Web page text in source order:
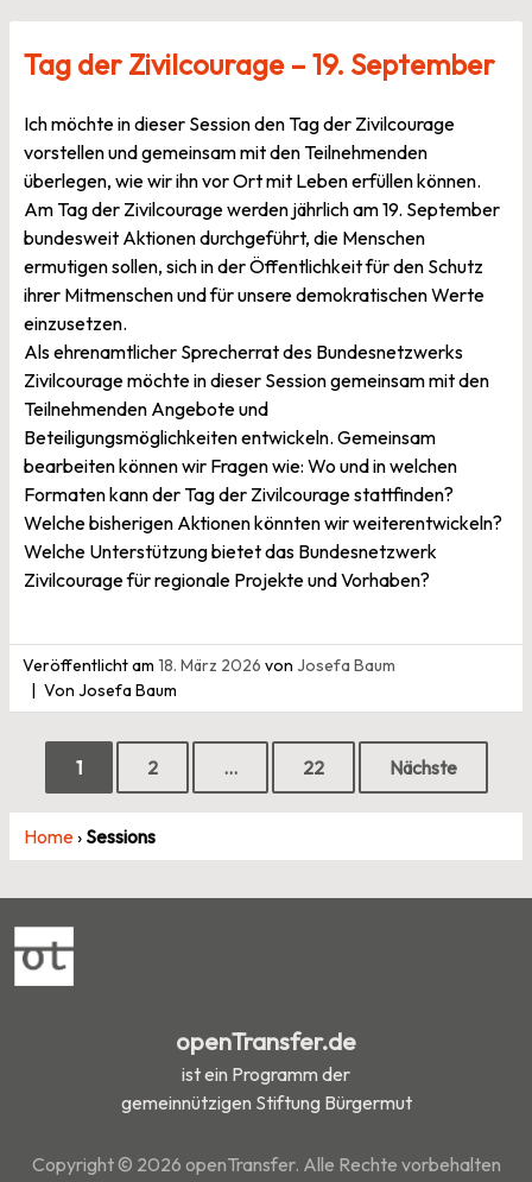
Tag der Zivilcourage – 19. September
Ich möchte in dieser Session den Tag der Zivilcourage
vorstellen und gemeinsam mit den Teilnehmenden
überlegen, wie wir ihn vor Ort mit Leben erfüllen können.
Am Tag der Zivilcourage werden jährlich am 19. September
bundesweit Aktionen durchgeführt, die Menschen
ermutigen sollen, sich in der Öffentlichkeit für den Schutz
ihrer Mitmenschen und für unsere demokratischen Werte
einzusetzen.
Als ehrenamtlicher Sprecherrat des Bundesnetzwerks
Zivilcourage möchte in dieser Session gemeinsam mit den
Teilnehmenden Angebote und
Beteiligungsmöglichkeiten entwickeln. Gemeinsam
bearbeiten können wir Fragen wie: Wo und in welchen
Formaten kann der Tag der Zivilcourage stattfinden?
Welche bisherigen Aktionen könnten wir weiterentwickeln?
Welche Unterstützung bietet das Bundesnetzwerk
Zivilcourage für regionale Projekte und Vorhaben?
Veröffentlicht am 18. März 2026 von Josefa Baum
Von Josefa Baum
Seitennummerierung
der
Beiträge
1 2 … 22 Nächste
Home› Sessions
openTransfer.de
ist ein Programm der
gemeinnützigen Stiftung Bürgermut
Copyright © 2026 openTransfer. Alle Rechte vorbehalten